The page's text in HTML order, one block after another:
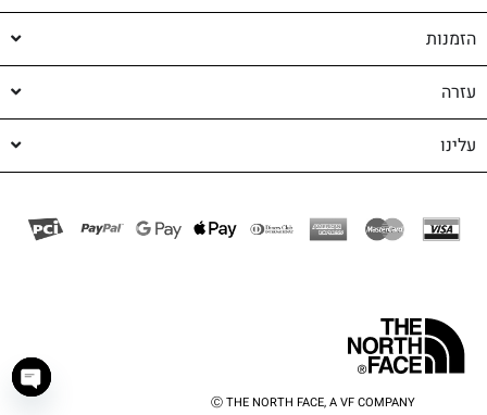
הזמנות
עזרה
עלינו
Ⓒ THE NORTH FACE, A VF COMPANY